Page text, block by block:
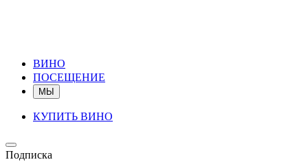
ВИНО
ПОСЕЩЕНИЕ
МЫ
КУПИТЬ ВИНО
Подписка